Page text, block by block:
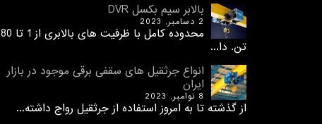
بالابر سیم بکسل DVR
2 دسامبر, 2023
محدوده کامل با ظرفیت های بالابری از 1 تا 80
تن. دا...
انواع جرثقیل های سقفی برقی موجود در بازار
ایران
8 نوامبر, 2023
از گذشته تا به امروز استفاده از جرثقیل رواج داشته...